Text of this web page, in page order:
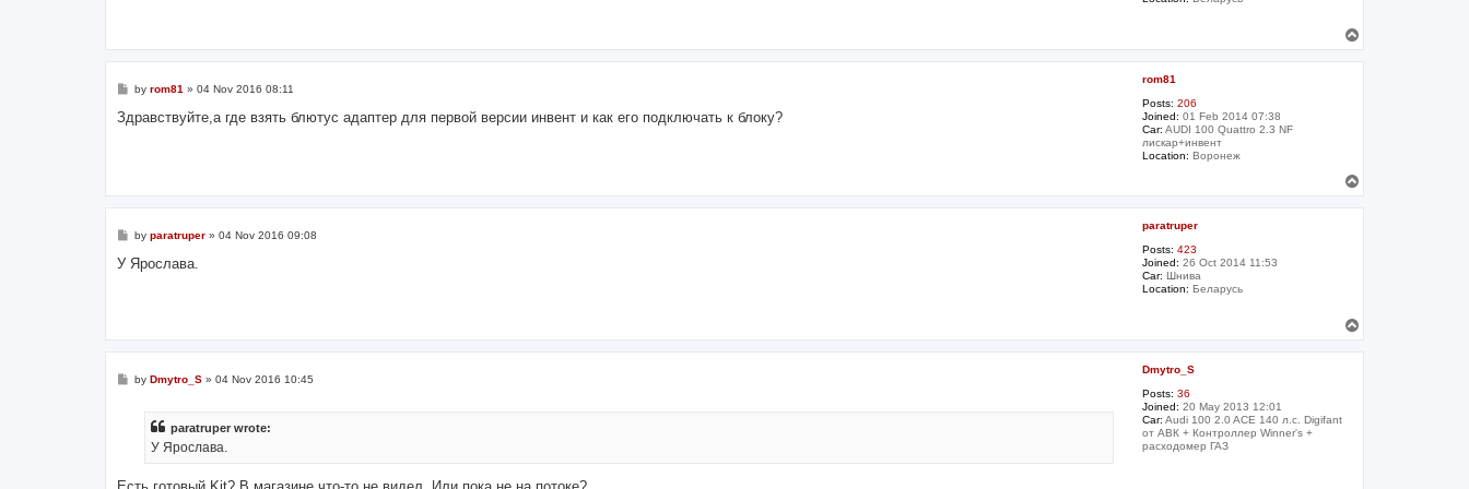
o
p
rom81
Posts: 206
Joined: 01 Feb 2014 07:38
Car: AUDI 100 Quattro 2.3 NF
лискар+инвент
Location: Воронеж
P
s
t
by rom81 » 04 Nov 2016 08:11
Здравствуйте,а где взять блютус адаптер для первой версии инвент и как его подключать к блоку?
o
p
paratruper
Posts: 423
Joined: 26 Oct 2014 11:53
Car: Шнива
Location: Беларусь
P
s
by paratruper» 04 Nov 2016 09:08
У Ярослава.
o
p
Dmytro_S
Posts: 36
Joined: 20 May 2013 12:01
Car: Audi 100 2.0 ACE 140 л.с. Digifant
от АВК + Контроллер Winner's +
расходомер ГАЗ
Pby Dmytro_S» 04 Nov 2016 10:45
paratruper wrote:
У Ярослава.